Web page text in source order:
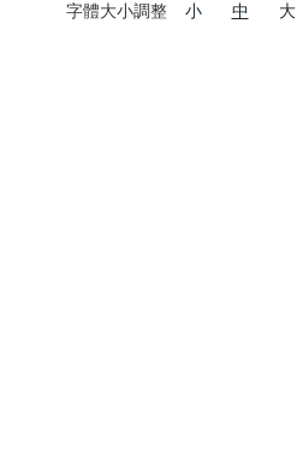
字體大小調整 小 中
大